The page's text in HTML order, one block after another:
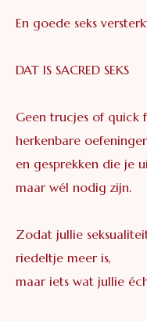
En goede seks
DAT IS SACRED SEKS
Geen trucjes of quick
herkenbare
en gesprekken die je
maar wél nodig zijn.
Zodat jullie
riedeltje meer is,
maar iets wat jullie